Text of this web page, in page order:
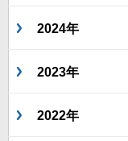
2024年
2023年
2022年